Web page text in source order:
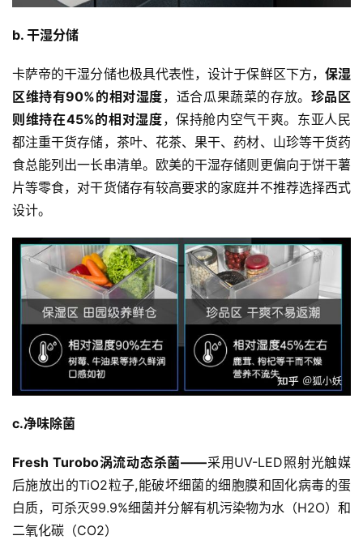
b. 干湿分储
卡萨帝的干湿分储也极具代表性，设计于保鲜区下方， 保湿
区维持有90%的相对湿度，适合瓜果蔬菜的存放。 珍品区
则维持在45%的相对湿度，保持舱内空气干爽。东亚人民
都注重干货存储，茶叶、花茶、果干、药材、山珍等干货药
食总能列出一长串清单。欧美的干湿存储则更偏向于饼干薯
片等零食，对干货储存有较高要求的家庭并不推荐选择西式
设计。
c.净味除菌
Fresh Turobo涡流动态杀菌——采用UV-LED照射光触媒
后施放出的TiO2粒子,能破坏细菌的细胞膜和固化病毒的蛋
白质，可杀灭99.9%细菌并分解有机污染物为水（H2O）和
二氧化碳（CO2）